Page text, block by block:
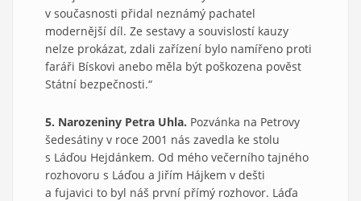
v současnosti přidal neznámý pachatel
modernější díl. Ze sestavy a souvislostí kauzy
nelze prokázat, zdali zařízení bylo namířeno proti
faráři Bískovi anebo měla být poškozena pověst
Státní bezpečnosti.“
5. Narozeniny Petra Uhla. Pozvánka na Petrovy
šedesátiny v roce 2001 nás zavedla ke stolu
s Láďou Hejdánkem. Od mého večerního tajného
rozhovoru s Láďou a Jiřím Hájkem v dešti
a fujavici to byl náš první přímý rozhovor. Láďa